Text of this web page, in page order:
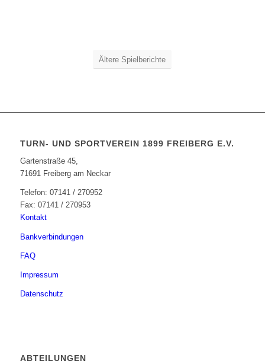
Ältere Spielberichte
TURN- UND SPORTVEREIN 1899 FREIBERG E.V.
Gartenstraße 45,
71691 Freiberg am Neckar
Telefon: 07141 / 270952
Fax: 07141 / 270953
Kontakt
Bankverbindungen
FAQ
Impressum
Datenschutz
ABTEILUNGEN